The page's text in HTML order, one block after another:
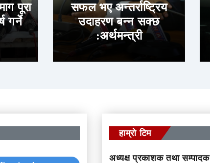
पूरा
गर्ने
सफल भए अन्तर्राष्ट्रिय
उदाहरण बन्न सक्छ
:अर्थमन्त्री
हाम्रो टिम
अध्यक्ष प्रकाशक तथा सम्पादक